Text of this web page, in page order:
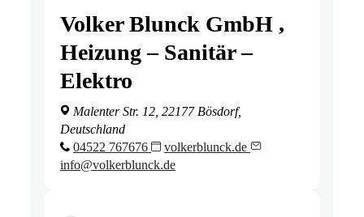
Volker Blunck GmbH ,
Heizung – Sanitär –
Elektro
Malenter Str. 12, 22177 Bösdorf,
Deutschland
04522 767676
volkerblunck.de
info@volkerblunck.de